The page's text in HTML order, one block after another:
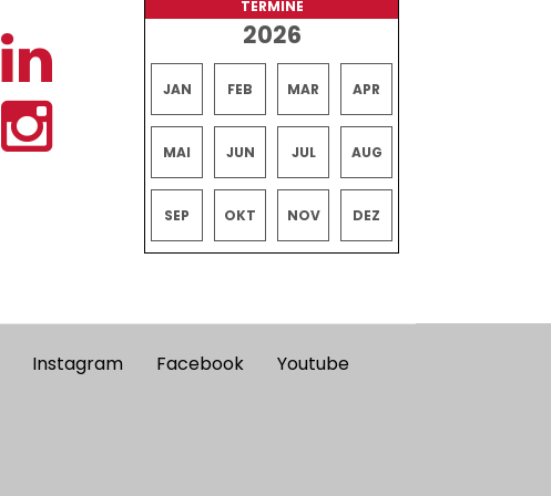
TERMINE
2026
JAN FEB MAR APR
MAI JUN JUL AUG
SEP OKT NOV DEZ
Instagram Facebook Youtube